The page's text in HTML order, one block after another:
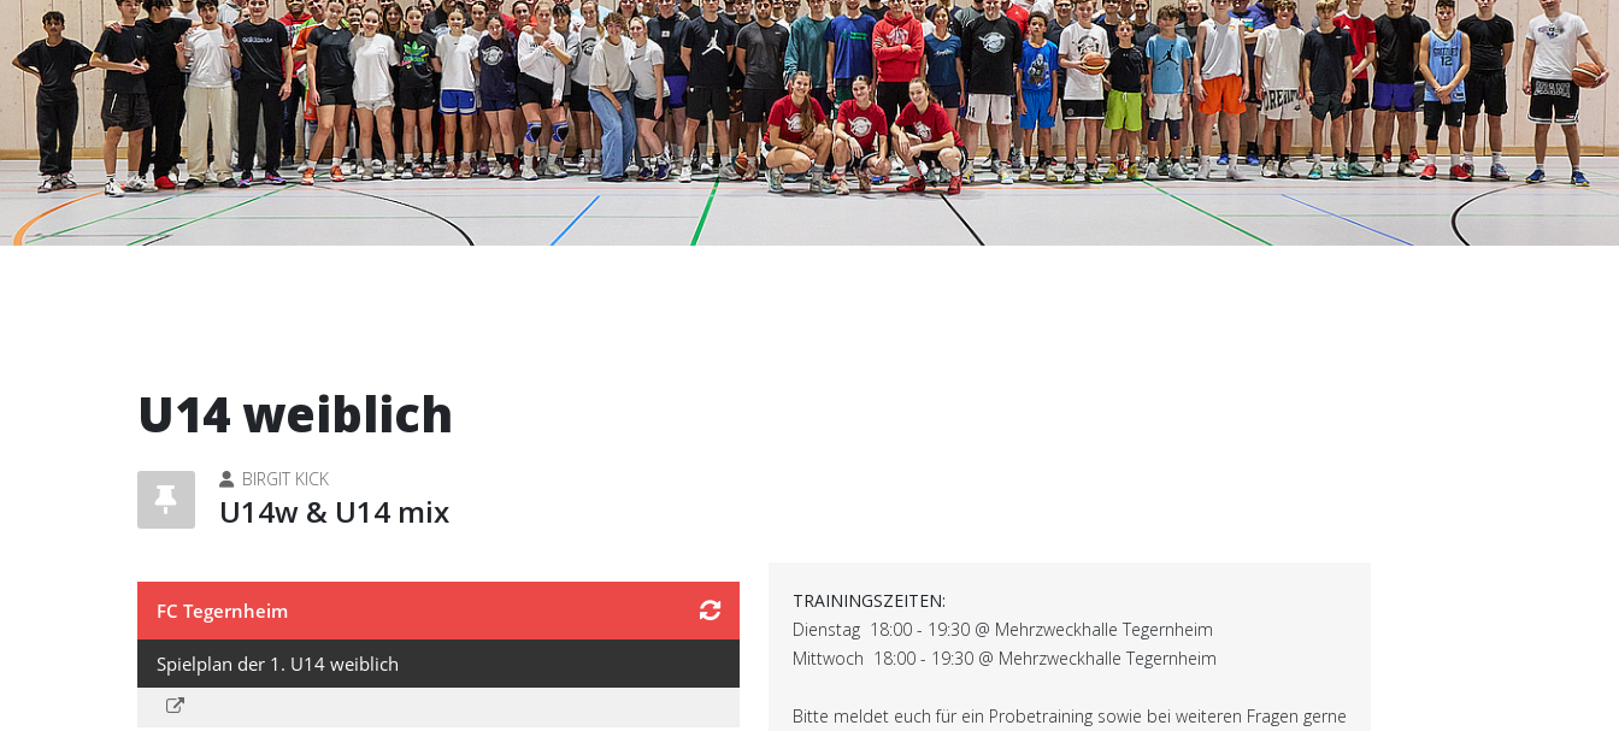
U14 weiblich
BIRGIT KICK
U14w & U14 mix
TRAININGSZEITEN:
Dienstag 18:00 - 19:30 @ Mehrzweckhalle Tegernheim
Mittwoch 18:00 - 19:30 @ Mehrzweckhalle Tegernheim
Bitte meldet euch für ein Probetraining sowie bei weiteren Fragen gerne